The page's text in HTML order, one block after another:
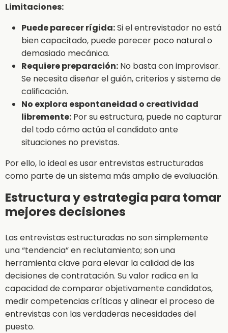
Limitaciones:
Puede parecer rígida:Si el entrevistador no está
bien capacitado, puede parecer poco natural o
demasiado mecánica.
Requiere preparación: No basta con improvisar.
Se necesita diseñar el guión, criterios y sistema de
calificación.
No explora espontaneidad o creatividad
libremente: Por su estructura, puede no capturar
del todo cómo actúa el candidato ante
situaciones no previstas.
Por ello, lo ideal es usar entrevistas estructuradas
como parte de un sistema más amplio de evaluación.
Estructura y estrategia para tomar
mejores decisiones
Las entrevistas estructuradas no son simplemente
una “tendencia” en reclutamiento; son una
herramienta clave para elevar la calidad de las
decisiones de contratación. Su valor radica en la
capacidad de comparar objetivamente candidatos,
medir competencias críticas y alinear el proceso de
entrevistas con las verdaderas necesidades del
puesto.